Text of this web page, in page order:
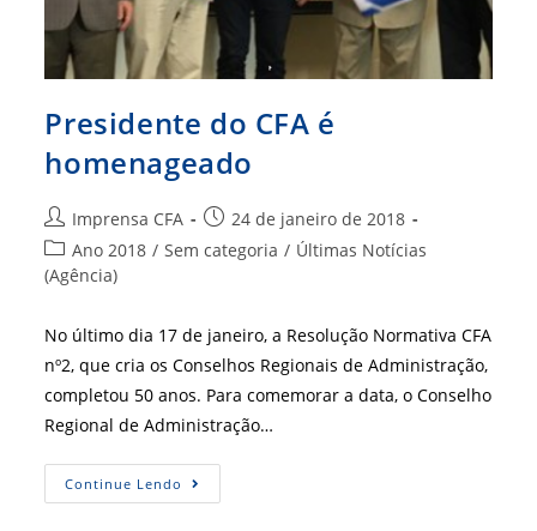
Presidente do CFA é
homenageado
Autor
do
post:
Imprensa CFA
Post
publicado:
24 de janeiro de 2018
Categoria
do
Ano 2018 / Sem categoria / Últimas Notícias
(Agência)
No último dia 17 de janeiro, a Resolução Normativa CFA
nº2, que cria os Conselhos Regionais de Administração,
completou 50 anos. Para comemorar a data, o Conselho
Regional de Administração…
Continue Lendo Presidente
Do